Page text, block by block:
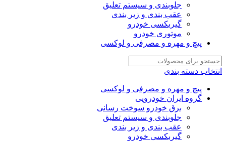
جلوبندی و سیستم تعلیق
عقب بندی و زیر بندی
گیربکسی خودرو
موتوری خودرو
پیچ و مهره و مصرفی و لوکسی
انتخاب دسته بندی
پیچ و مهره و مصرفی و لوکسی
گروه ایران خودرویی
برق خودرو سوخت رسانی
جلوبندی و سیستم تعلیق
عقب بندی و زیر بندی
گیربکسی خودرو